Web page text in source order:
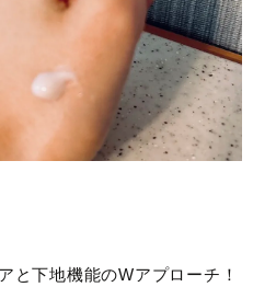
と下地機能のWアプローチ！